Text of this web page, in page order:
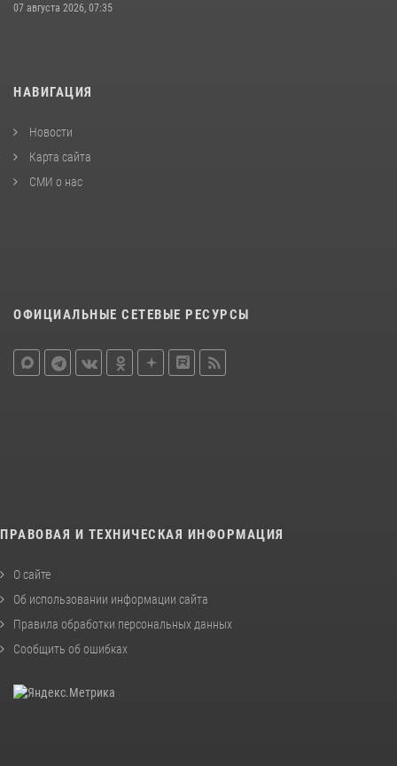
07 августа 2026, 07:35
НАВИГАЦИЯ
Новости
Карта сайта
СМИ о нас
ОФИЦИАЛЬНЫЕ СЕТЕВЫЕ РЕСУРСЫ
ПРАВОВАЯ И ТЕХНИЧЕСКАЯ ИНФОРМАЦИЯ
О сайте
Об использовании информации сайта
Правила обработки персональных данных
Сообщить об ошибках